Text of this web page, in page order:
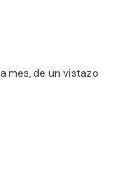
mes, de un vistazo